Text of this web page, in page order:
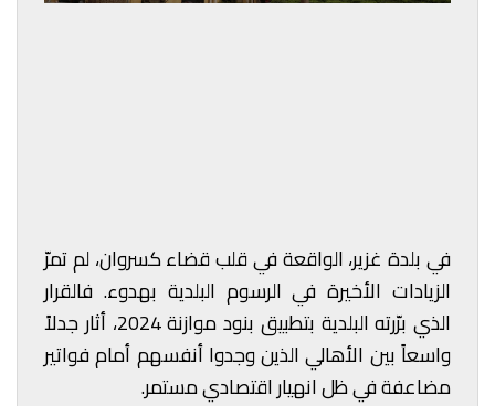
في بلدة غزير، الواقعة في قلب قضاء كسروان، لم تمرّ
الزيادات الأخيرة في الرسوم البلدية بهدوء. فالقرار
الذي برّرته البلدية بتطبيق بنود موازنة 2024، أثار جدلاً
واسعاً بين الأهالي الذين وجدوا أنفسهم أمام فواتير
مضاعفة في ظل انهيار اقتصادي مستمر.